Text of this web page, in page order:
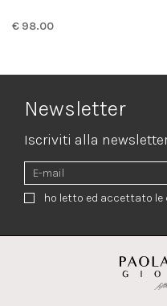
€ 98.00
Newsletter
Iscriviti alla
ho letto ed accettato le